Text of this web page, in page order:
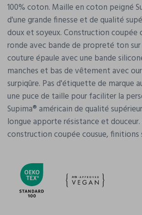
100% coton. Maille en coton peigné
d'une grande finesse et de qualité
doux et soyeux. Construction coupée
ronde avec bande de propreté ton
couture épaule avec une bande
manches et bas de vêtement avec
surpiqûre. Pas d'étiquette de marque
une puce de taille pour faciliter la
Supima® américain de qualité
longue apporte résistance et
construction coupée cousue, finitions